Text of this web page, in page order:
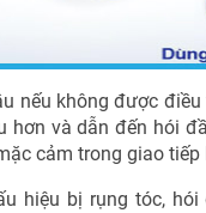
nếu không được
hơn và dẫn đến hói
cảm trong giao tiếp
hiệu bị rụng tóc,